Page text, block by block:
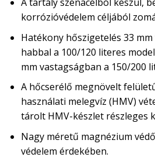
korrózióvédelem céljából
Hatékony hőszigetelés 33
habbal a 100/120 literes
mm vastagságban a 150/200
A hőcserélő megnövelt
használati melegvíz (HMV)
tárolt HMV-készlet részleges
Nagy méretű magnézium
védelem érdekében.